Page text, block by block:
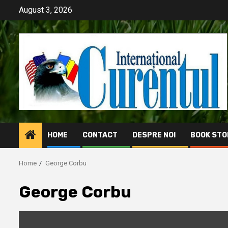
content
August 3, 2026
HOME CONTACT DESPRE NOI BOOK
Home George Corbu
George Corbu